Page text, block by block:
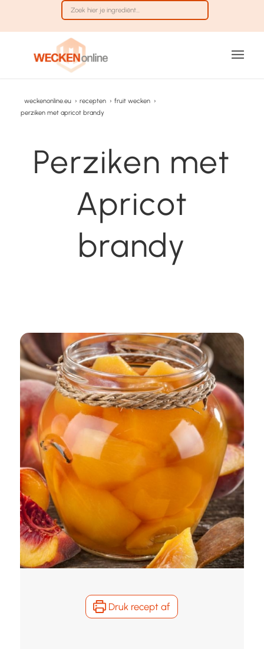
weckenonline.eu › recepten › fruit wecken ›
perziken met apricot brandy
Perziken met
Apricot
brandy
Druk recept af